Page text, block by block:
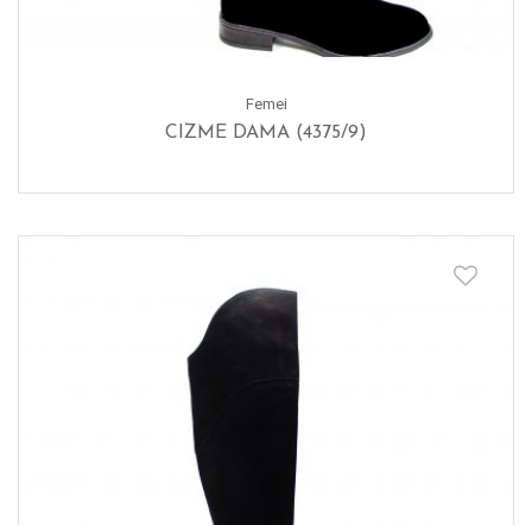
Femei
CIZME DAMA (4375/9)